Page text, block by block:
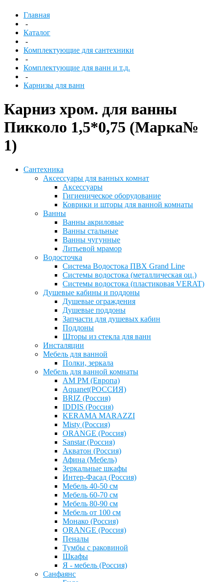
Главная
-
Каталог
-
Комплектующие для сантехники
-
Комплектующие для ванн и т.д.
-
Карнизы для ванн
Карниз хром. для ванны
Пикколо 1,5*0,75 (Марка№
1)
Сантехника
Аксессуары для ванных комнат
Аксессуары
Гигиеническое оборудование
Коврики и шторы для ванной комнаты
Ванны
Ванны акриловые
Ванны стальные
Ванны чугунные
Литьевой мрамор
Водосточка
Система Водостока ПВХ Grand Line
Системы водостока (металлическая оц.)
Системы водостока (пластиковая VERAT)
Душевые кабины и поддоны
Душевые ограждения
Душевые поддоны
Запчасти для душевых кабин
Поддоны
Шторы из стекла для ванн
Инсталяции
Мебель для ванной
Полки, зеркала
Мебель для ванной комнаты
AM PM (Европа)
Aquanet(РОССИЯ)
BRIZ (Россия)
IDDIS (Россия)
KERAMA MARAZZI
Misty (Россия)
ОRANGE (Россия)
Sanstar (Россия)
Акватон (Россия)
Афина (Мебель)
Зеркальные шкафы
Интер-Фасад (Россия)
Мебель 40-50 см
Мебель 60-70 см
Мебель 80-90 см
Мебель от 100 см
Монако (Россия)
ОRANGE (Россия)
Пеналы
Тумбы с раковиной
Шкафы
Я - мебель (Россия)
Санфаянс